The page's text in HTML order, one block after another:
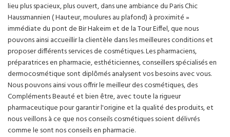
lieu plus spacieux, plus ouvert, dans une ambiance du Paris Chic
Haussmannien ( Hauteur, moulures au plafond) à proximité »
immédiate du pont de Bir Hakeim et de la Tour Eiffel, que nous
pouvons ainsi accueillir la clientèle dans les meilleures conditions et
proposer différents services de cosmétiques. Les pharmaciens,
préparatrices en pharmacie, esthéticiennes, conseillers spécialisés en
dermocosmétique sont diplômés analysent vos besoins avec vous.
Nous pouvons ainsi vous offrir le meilleur des cosmétiques, des
Compléments Beauté et bien être, avec toute la rigueur
pharmaceutique pour garantir l'origine et la qualité des produits, et
nous veillons à ce que nos conseils cosmétiques soient délivrés
comme le sont nos conseils en pharmacie.